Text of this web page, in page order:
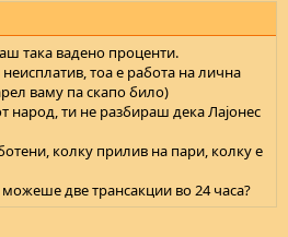
така вадено проценти.
тоа е работа на лична
ваму па скапо било)
народ, ти не разбираш дека Лајонес
колку прилив на пари, колку е
две трансакции во 24 часа?